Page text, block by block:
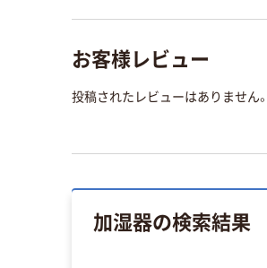
お客様レビュー
投稿されたレビューはありません
加湿器の検索結果